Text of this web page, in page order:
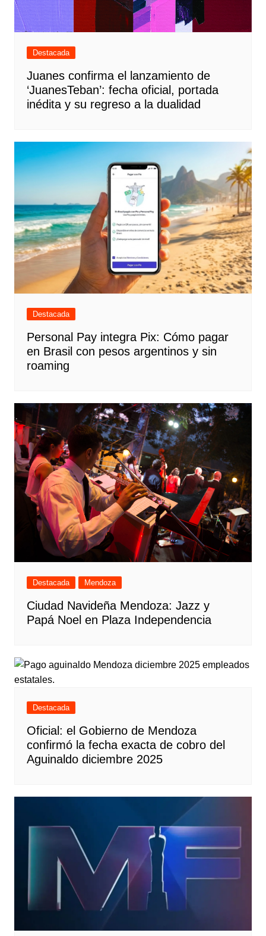
Destacada
Juanes confirma el lanzamiento de
‘JuanesTeban’: fecha oficial, portada
inédita y su regreso a la dualidad
Destacada
Personal Pay integra Pix: Cómo pagar
en Brasil con pesos argentinos y sin
roaming
Destacada Mendoza
Ciudad Navideña Mendoza: Jazz y
Papá Noel en Plaza Independencia
Destacada
Oficial: el Gobierno de Mendoza
confirmó la fecha exacta de cobro del
Aguinaldo diciembre 2025